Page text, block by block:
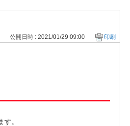
公開日時 : 2021/01/29 09:00 印刷
。